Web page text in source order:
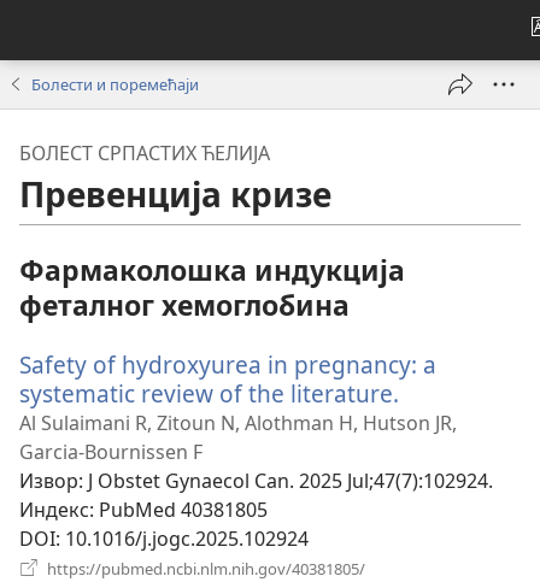
Болести и поремећаји
БОЛЕСТ СРПАСТИХ ЋЕЛИЈА
Превенција кризе
Фармаколошка индукција
феталног хемоглобина
Safety of hydroxyurea in pregnancy: a
systematic review of the literature.
нови
Al Sulaimani R, Zitoun N, Alothman H, Hutson JR,
Garcia-Bournissen F
Извор‎: J Obstet Gynaecol Can. 2025 Jul;47(7):102924.
Индекс‎: PubMed 40381805
DOI‎: 10.1016/j.jogc.2025.102924
https://pubmed.ncbi.nlm.nih.gov/40381805/